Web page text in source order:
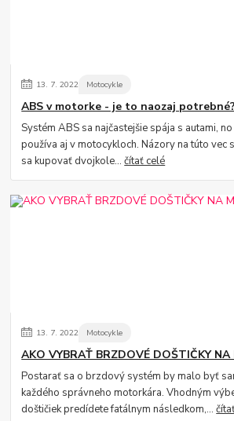
13. 7. 2022 Motocykle
ABS v motorke - je to naozaj potrebné?
Systém ABS sa najčastejšie spája s autami,
používa aj v motocykloch. Názory na túto vec
sa kupovať dvojkole...čítať celé
13. 7. 2022 Motocykle
AKO VYBRAŤ BRZDOVÉ DOŠTIČKY NA
Postarať sa o brzdový systém by malo byť
každého správneho motorkára. Vhodným
doštičiek predídete fatálnym následkom,...